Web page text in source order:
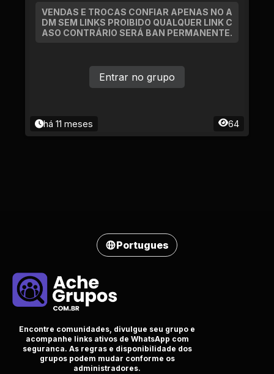
VENDAS E TROCAS CONFIAR APENAS NO A
DM SEM LINKS PROIBIDO QUALQUER LINK C
ASO CONTRÁRIO SERÁ BAN PERMANENTE.
há 11 meses 64
Entrar no grupo
Portugues
Encontre comunidades, divulgue seu grupo e
acompanhe links ativos de WhatsApp com
seguranca. As regras e disponibilidade dos
grupos podem mudar conforme os
administradores.